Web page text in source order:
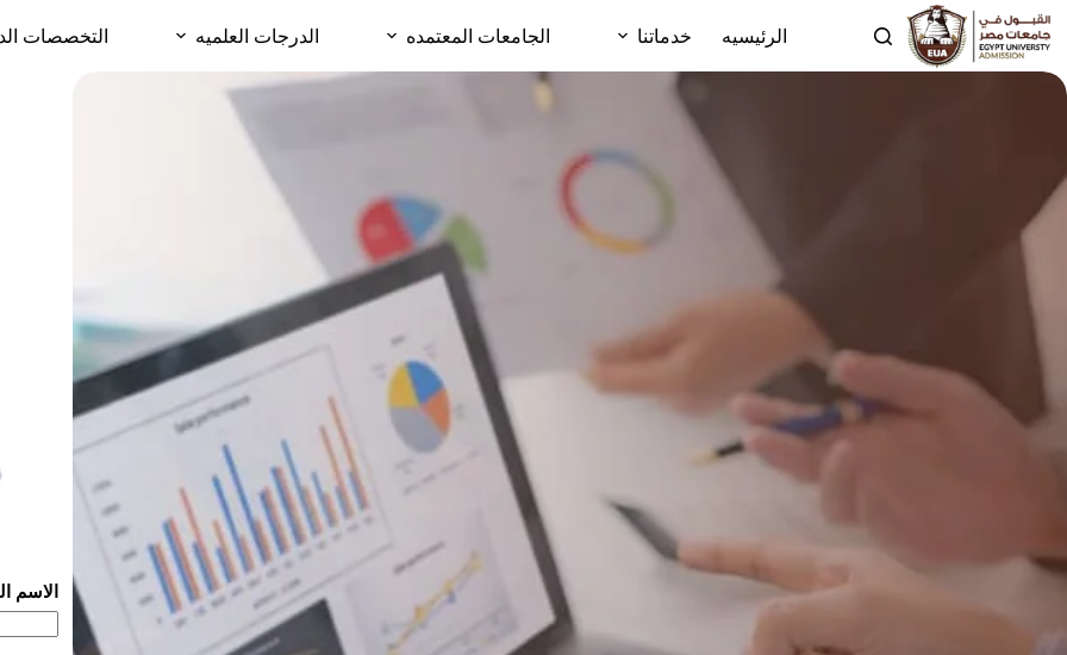
الرئيسيه خدماتنا الجامعات المعتمده الدرجات العلميه التخصصات
الاسم